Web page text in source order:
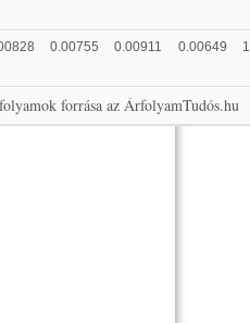
0.00755 0.00911 0.00649
forrása az ÁrfolyamTudós.hu